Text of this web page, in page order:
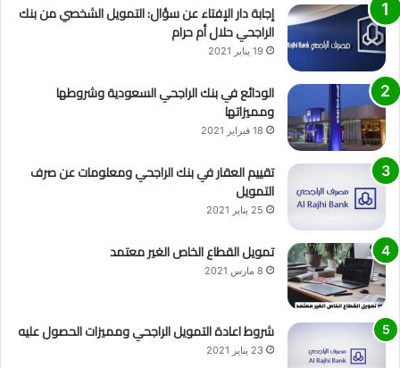
إجابة دار الإفتاء عن سؤال: التمويل الشخصي من بنك
الراجحي حلال أم حرام
19 يناير 2021
الودائع في بنك الراجحي السعودية وشروطها
ومميزاتها
18 فبراير 2021
تقييم العقار في بنك الراجحي ومعلومات عن صرف
التمويل
25 يناير 2021
تمويل القطاع الخاص الغير معتمد
8 مارس 2021
شروط اعادة التمويل الراجحي ومميزات الحصول عليه
23 يناير 2021